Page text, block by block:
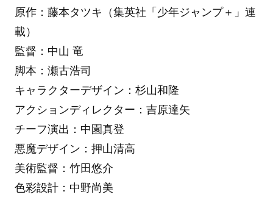
原作：藤本タツキ（集英社「少年ジャンプ＋」連
載）
監督：中山 竜
脚本：瀬古浩司
キャラクターデザイン：杉山和隆
アクションディレクター：吉原達矢
チーフ演出：中園真登
悪魔デザイン：押山清高
美術監督：竹田悠介
色彩設計：中野尚美